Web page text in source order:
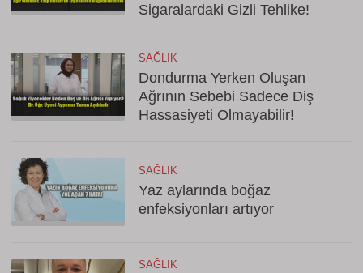
Sigaralardaki Gizli Tehlike!
SAĞLIK
Dondurma Yerken Oluşan
Ağrının Sebebi Sadece Diş
Hassasiyeti Olmayabilir!
SAĞLIK
Yaz aylarında boğaz
enfeksiyonları artıyor
SAĞLIK